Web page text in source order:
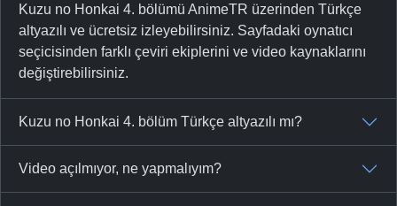
Kuzu no Honkai 4. bölümü AnimeTR üzerinden Türkçe
altyazılı ve ücretsiz izleyebilirsiniz. Sayfadaki oynatıcı
seçicisinden farklı çeviri ekiplerini ve video kaynaklarını
değiştirebilirsiniz.
Kuzu no Honkai 4. bölüm Türkçe altyazılı mı?
Video açılmıyor, ne yapmalıyım?